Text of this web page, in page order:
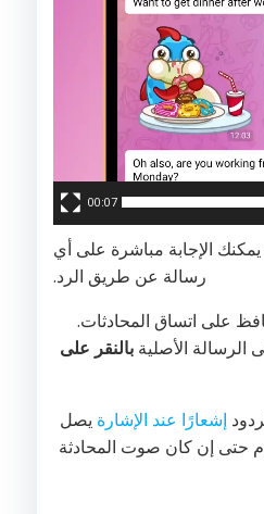
00:07
يمكنك الإجابة مباشرة على أي
رسالة عن طريق الرد.
على اتساق المحادثات.
الرسالة الأصلية بالنقر على
إشعارًا عند الإشارة يصل
حتى إن كان صوت المحادثة